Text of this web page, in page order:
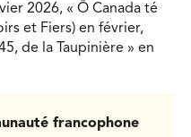
2026, « Ô Canada té
et Fiers) en février,
de la Taupinière » en
francophone